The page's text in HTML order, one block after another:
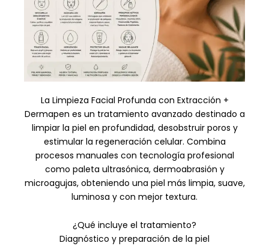
La Limpieza Facial Profunda con Extracción +
Dermapen es un tratamiento avanzado destinado a
limpiar la piel en profundidad, desobstruir poros y
estimular la regeneración celular. Combina
procesos manuales con tecnología profesional
como paleta ultrasónica, dermoabrasión y
microagujas, obteniendo una piel más limpia, suave,
luminosa y con mejor textura.
¿Qué incluye el tratamiento?
Diagnóstico y preparación de la piel